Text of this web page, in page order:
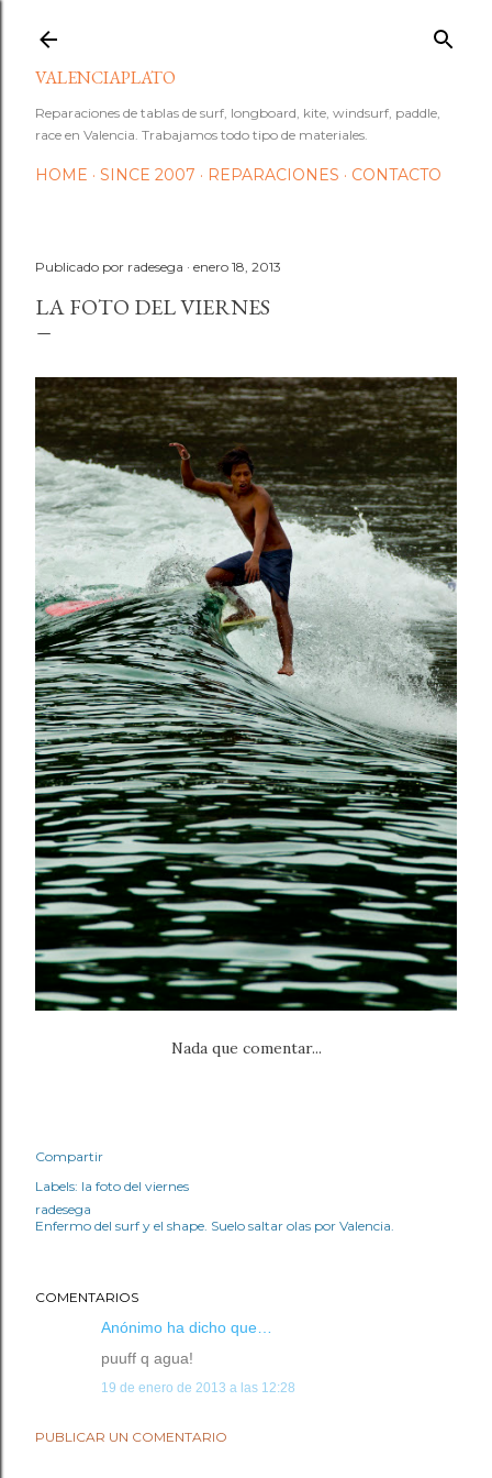
VALENCIAPLATO
Reparaciones de tablas de surf, longboard, kite, windsurf, paddle,
race en Valencia. Trabajamos todo tipo de materiales.
HOME SINCE 2007 REPARACIONES CONTACTO
Publicado por radesega enero 18, 2013
LA FOTO DEL VIERNES
Nada que comentar...
Compartir
Labels: la foto del viernes
radesega
Enfermo del surf y el shape. Suelo saltar olas por Valencia.
COMENTARIOS
Anónimo ha dicho que…
puuff q agua!
19 de enero de 2013 a las 12:28
PUBLICAR UN COMENTARIO